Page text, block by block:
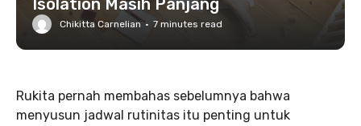
Isolation Masih Panjang
Chikitta Carnelian · 7 minutes read
Rukita pernah membahas sebelumnya bahwa
menyusun jadwal rutinitas itu penting untuk